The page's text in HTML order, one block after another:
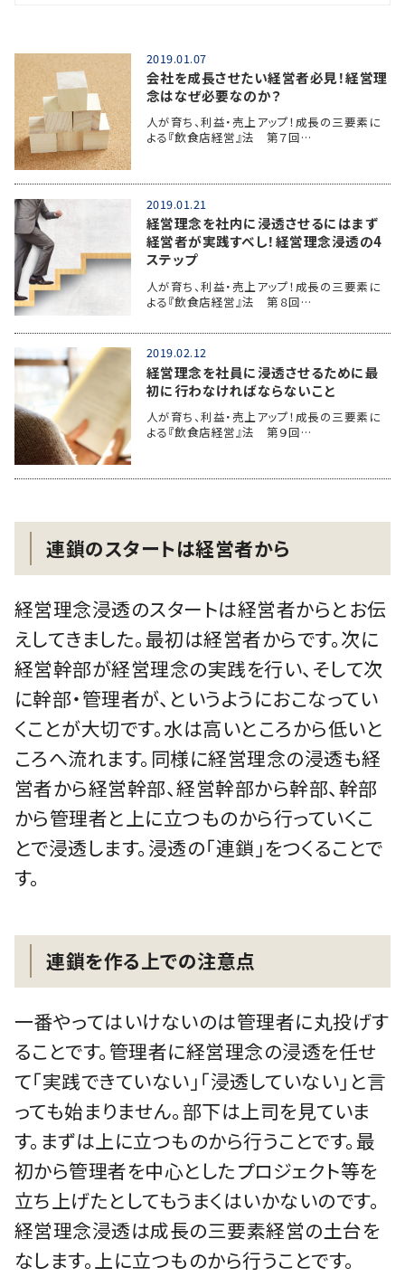
2019.01.07
会社を成長させたい経営者必見！経営理
念はなぜ必要なのか？
人が育ち、利益・売上アップ！成長の三要素に
よる『飲食店経営』法 第７回…
2019.01.21
経営理念を社内に浸透させるにはまず
経営者が実践すべし！経営理念浸透の4
ステップ
人が育ち、利益・売上アップ！成長の三要素に
よる『飲食店経営』法 第８回…
2019.02.12
経営理念を社員に浸透させるために最
初に行わなければならないこと
人が育ち、利益・売上アップ！成長の三要素に
よる『飲食店経営』法 第９回…
連鎖のスタートは経営者から
経営理念浸透のスタートは経営者からとお伝
えしてきました。最初は経営者からです。次に
経営幹部が経営理念の実践を行い、そして次
に幹部・管理者が、というようにおこなってい
くことが大切です。水は高いところから低いと
ころへ流れます。同様に経営理念の浸透も経
営者から経営幹部、経営幹部から幹部、幹部
から管理者と上に立つものから行っていくこ
とで浸透します。浸透の「連鎖」をつくることで
す。
連鎖を作る上での注意点
一番やってはいけないのは管理者に丸投げす
ることです。管理者に経営理念の浸透を任せ
て「実践できていない」「浸透していない」と言
っても始まりません。部下は上司を見ていま
す。まずは上に立つものから行うことです。最
初から管理者を中心としたプロジェクト等を
立ち上げたとしてもうまくはいかないのです。
経営理念浸透は成長の三要素経営の土台を
なします。上に立つものから行うことです。